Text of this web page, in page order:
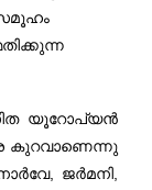
യൂറോപ്യൻ
കുറവാണെന്നു
ജർമനി,